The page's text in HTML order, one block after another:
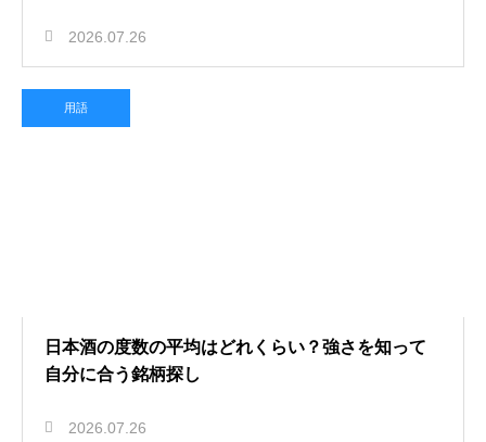
2026.07.26
用語
日本酒の度数の平均はどれくらい？強さを知って
自分に合う銘柄探し
2026.07.26